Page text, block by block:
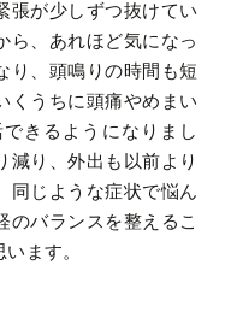
張が少しずつ抜けてい
ら、あれほど気になっ
り、頭鳴りの時間も短
くうちに頭痛やめまい
きるようになりまし
減り、外出も以前より
同じような症状で悩ん
のバランスを整えるこ
ます。